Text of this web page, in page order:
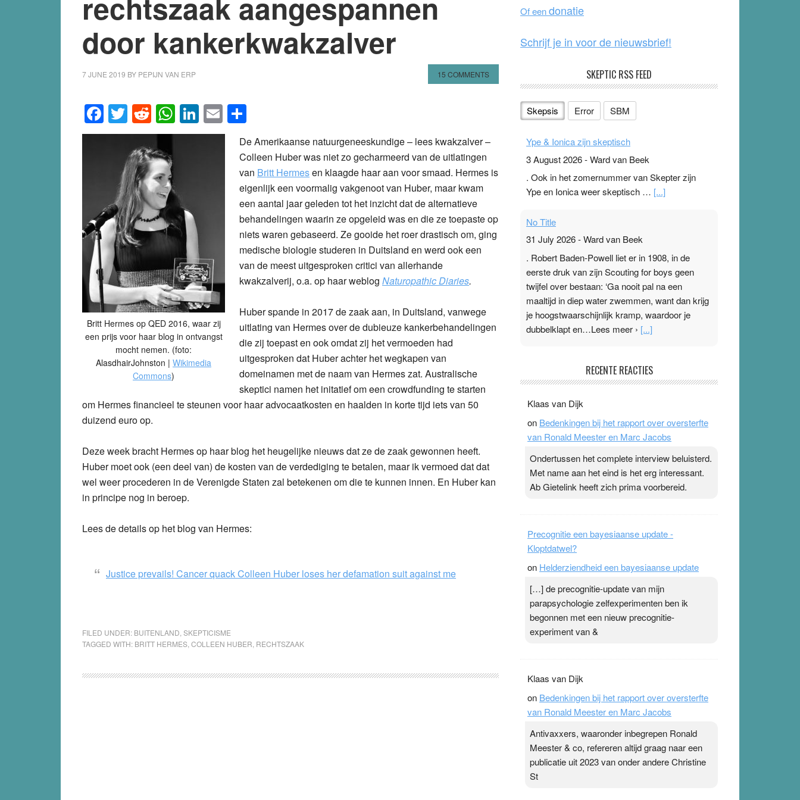
door kankerkwakzalver
7 JUNE 2019 BY PEPIJN VAN ERP 15 COMMENTS
Facebook
Twitter
Reddit
WhatsApp
LinkedIn
Email
Britt Hermes op QED 2016, waar zij
een prijs voor haar blog in ontvangst
mocht nemen. (foto:
AlasdhairJohnston | Wikimedia
Commons)
De Amerikaanse natuurgeneeskundige – lees kwakzalver –
Colleen Huber was niet zo gecharmeerd van de uitlatingen
van Britt Hermesen klaagde haar aan voor smaad. Hermes is
eigenlijk een voormalig vakgenoot van Huber, maar kwam
een aantal jaar geleden tot het inzicht dat de alternatieve
behandelingen waarin ze opgeleid was en die ze toepaste op
niets waren gebaseerd. Ze gooide het roer drastisch om, ging
medische biologie studeren in Duitsland en werd ook een
van de meest uitgesproken critici van allerhande
kwakzalverij, o.a. op haar weblog Naturopathic Diaries.
Huber spande in 2017 de zaak aan, in Duitsland, vanwege
uitlating van Hermes over de dubieuze kankerbehandelingen
die zij toepast en ook omdat zij het vermoeden had
uitgesproken dat Huber achter het wegkapen van
domeinamen met de naam van Hermes zat. Australische
skeptici namen het initatief om een crowdfunding te starten
om Hermes financieel te steunen voor haar advocaatkosten en haalden in korte tijd iets van 50
duizend euro op.
Deze week bracht Hermes op haar blog het heugelijke nieuws dat ze de zaak gewonnen heeft.
Huber moet ook (een deel van) de kosten van de verdediging te betalen, maar ik vermoed dat dat
wel weer procederen in de Verenigde Staten zal betekenen om die te kunnen innen. En Huber kan
in principe nog in beroep.
Lees de details op het blog van Hermes:
Justice prevails! Cancer quack Colleen Huber loses her defamation suit against me
FILED UNDER: BUITENLAND SKEPTICISME
TAGGED WITH: BRITT HERMES COLLEEN HUBER RECHTSZAAK
k
Of eendonatie
Schrijf je in voor de nieuwsbrief!
SKEPTIC RSS FEED
Skepsis Error SBM
Ype & Ionica zijn skeptisch
3 August 2026-Ward van Beek
. Ook in het zomernummer van Skepter zijn
Ype en Ionica weer skeptisch … [...]
No Title
31 July 2026-Ward van Beek
. Robert Baden-Powell liet er in 1908, in de
eerste druk van zijn Scouting for boys geen
twijfel over bestaan: ‘Ga nooit pal na een
maaltijd in diep water zwemmen, want dan krijg
je hoogstwaarschijnlijk kramp, waardoor je
dubbelklapt en…Lees meer › [...]
Ward van Beek
topsporters. Ze hopen ermee hun hartslag te
verlagen terwijl ze meer zuurstof opnemen.
Daarop heeft zo’n pleister geen effect. Maar het
zijn. Door…Lees meer Pleisterplakkers in de
topspsort › [...]
RECENTE REACTIES
Klaas van Dijk
on Bedenkingen bij het rapport over oversterfte
van Ronald Meester en Marc Jacobs
Ondertussen het complete interview beluisterd.
Met name aan het eind is het erg interessant.
Ab Gietelink heeft zich prima voorbereid.
Precognitie een bayesiaanse update -
Kloptdatwel?
on Helderziendheid een bayesiaanse update
[…] de precognitie-update van mijn
parapsychologie zelfexperimenten ben ik
begonnen met een nieuw precognitie-
experiment van &
Klaas van Dijk
on Bedenkingen bij het rapport over oversterfte
van Ronald Meester en Marc Jacobs
Antivaxxers, waaronder inbegrepen Ronald
Meester & co, refereren altijd graag naar een
publicatie uit 2023 van onder andere Christine
St